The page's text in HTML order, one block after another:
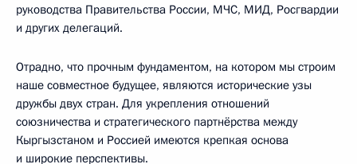
руководства Правительства России, МЧС, МИД, Росгвардии
и других делегаций.
Отрадно, что прочным фундаментом, на котором мы строим
наше совместное будущее, являются исторические узы
дружбы двух стран. Для укрепления отношений
союзничества и стратегического партнёрства между
Кыргызстаном и Россией имеются крепкая основа
и широкие перспективы.